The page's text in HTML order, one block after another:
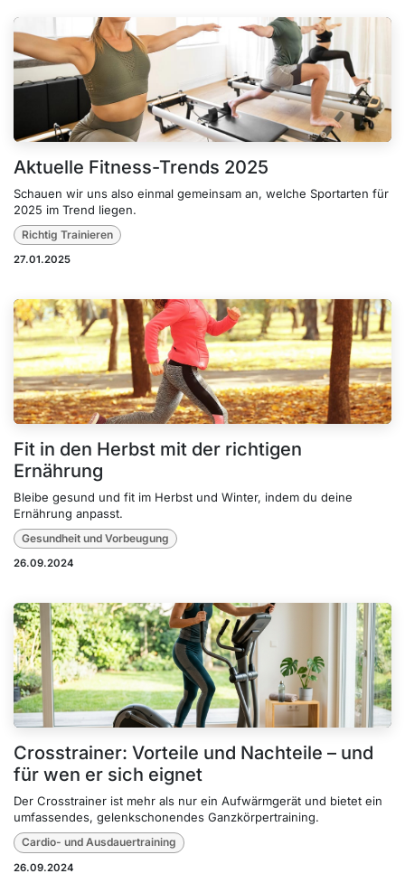
Aktuelle Fitness-Trends 2025
Schauen wir uns also einmal gemeinsam an, welche Sportarten für
2025 im Trend liegen.
Richtig Trainieren
27.01.2025
Fit in den Herbst mit der richtigen
Ernährung
Bleibe gesund und fit im Herbst und Winter, indem du deine
Ernährung anpasst.
Gesundheit und Vorbeugung
26.09.2024
Crosstrainer: Vorteile und Nachteile – und
für wen er sich eignet
Der Crosstrainer ist mehr als nur ein Aufwärmgerät und bietet ein
umfassendes, gelenkschonendes Ganzkörpertraining.
Cardio- und Ausdauertraining
26.09.2024